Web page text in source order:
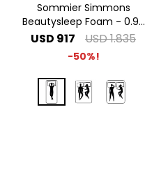
Sommier Simmons
Beautysleep Foam - 0.90
x 1.90 1 Plaza
USD 917 USD1.835
50